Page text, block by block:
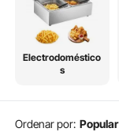
Electrodoméstico
s
Ordenar por: Popular